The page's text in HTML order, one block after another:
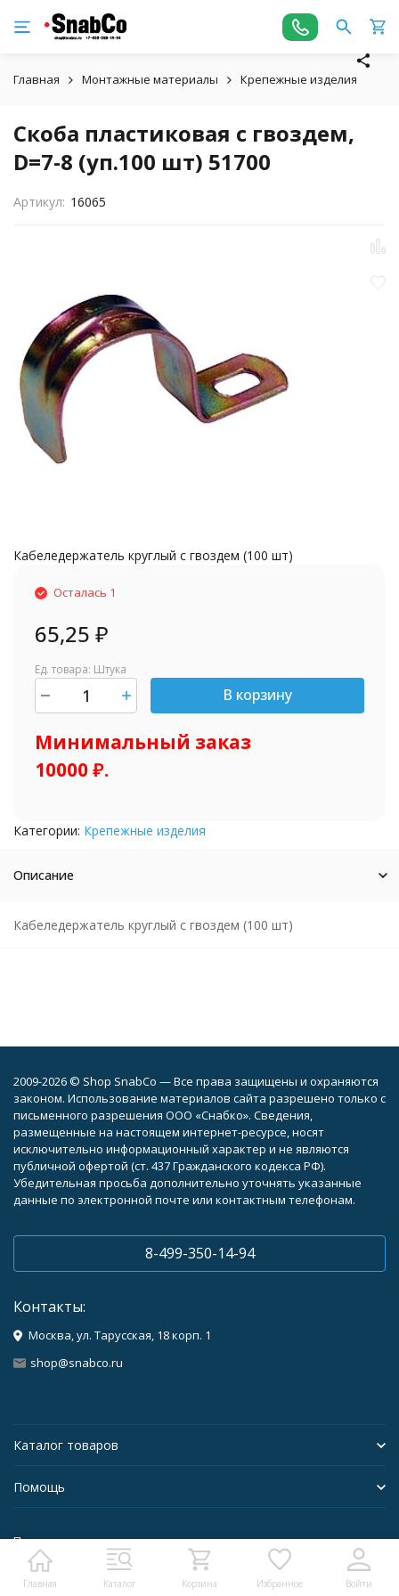
Главная Монтажные материалы Крепежные изделия
Скоба пластиковая с гвоздем,
D=7-8 (уп.100 шт) 51700
Артикул: 16065
Кабеледержатель круглый с гвоздем (100 шт)
Осталась 1
65,25 ₽
Ед. товара: Штука
В корзину
Минимальный заказ
10000 ₽.
Категории: Крепежные изделия
Описание
Кабеледержатель круглый с гвоздем (100 шт)
Главная Каталог Корзина Избранное Войти
2009-2026 © Shop SnabCo — Все права защищены и охраняются
законом. Использование материалов сайта разрешено только с
письменного разрешения ООО «Снабко». Сведения,
размещенные на настоящем интернет-ресурсе, носят
исключительно информационный характер и не являются
публичной офертой (ст. 437 Гражданского кодекса РФ).
Убедительная просьба дополнительно уточнять указанные
данные по электронной почте или контактным телефонам.
8-499-350-14-94
Контакты:
Москва, ул. Тарусская, 18 корп. 1
shop@snabco.ru
Каталог товаров
Помощь
Политика персональных данных